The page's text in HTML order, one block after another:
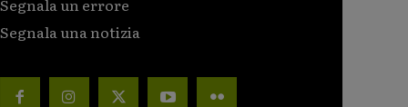
Segnala un errore
Segnala una notizia